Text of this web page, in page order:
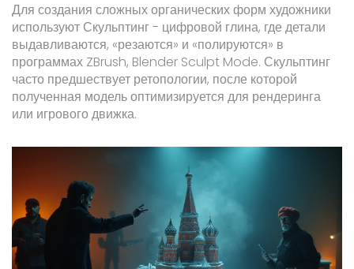
Для создания сложных органических форм художники
используют Скульптинг- цифровой глина, где детали
выдавливаются, «резаются» и «полируются» в
программах ZBrush, Blender Sculpt Mode. Скульптинг
часто предшествует ретопологии, после которой
полученная модель оптимизируется для рендеринга
или игрового движка.